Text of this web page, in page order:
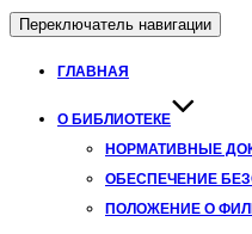
Переключатель навигации
ГЛАВНАЯ
О БИБЛИОТЕКЕ
НОРМАТИВНЫЕ
ОБЕСПЕЧЕНИЕ
ПОЛОЖЕНИЕ О